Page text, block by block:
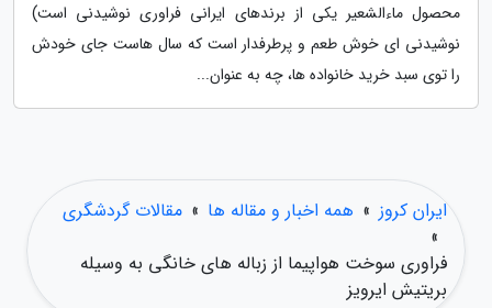
محصول ماءالشعیر یکی از برندهای ایرانی فراوری نوشیدنی است)
نوشیدنی ای خوش طعم و پرطرفدار است که سال هاست جای خودش
را توی سبد خرید خانواده ها، چه به عنوان...
ایران کروز » همه اخبار و مقاله ها » مقالات گردشگری
»
فراوری سوخت هواپیما از زباله های خانگی به وسیله
بریتیش ایرویز